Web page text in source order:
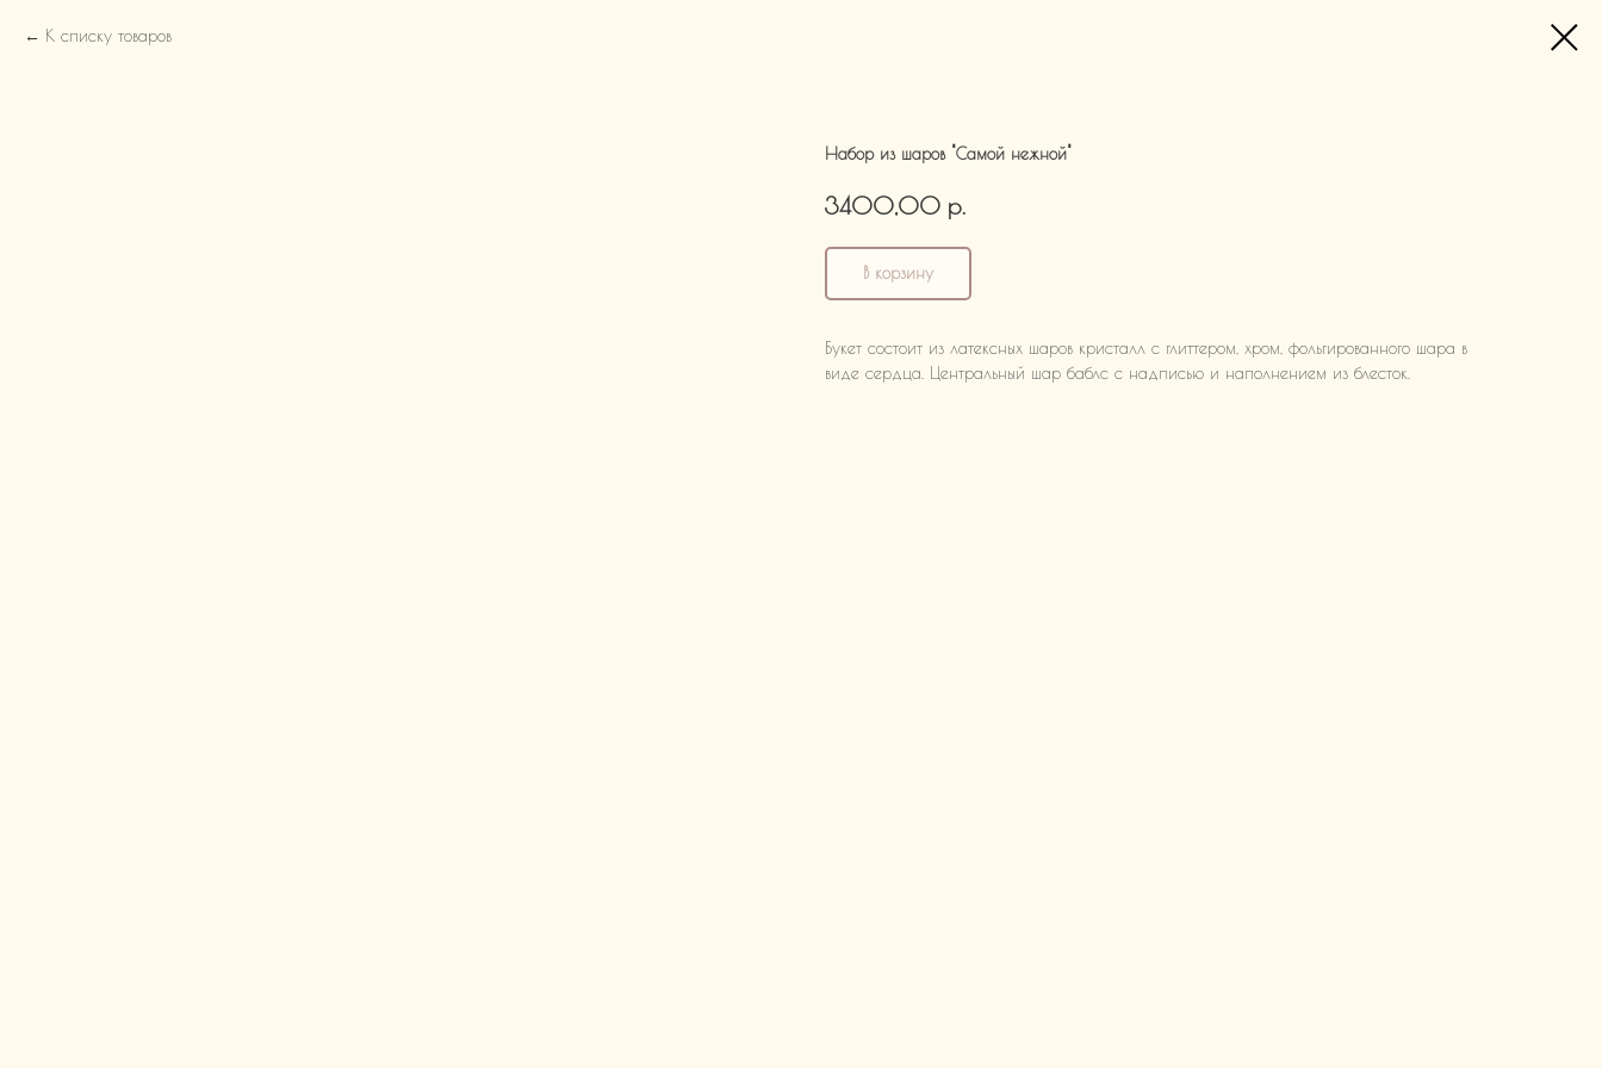
К списку товаров
Набор из шаров "Самой нежной"
3400,00 р.
В корзину
Букет состоит из латексных шаров кристалл с глиттером, хром, фольгированного шара в
виде сердца. Центральный шар баблс с надписью и наполнением из блесток.